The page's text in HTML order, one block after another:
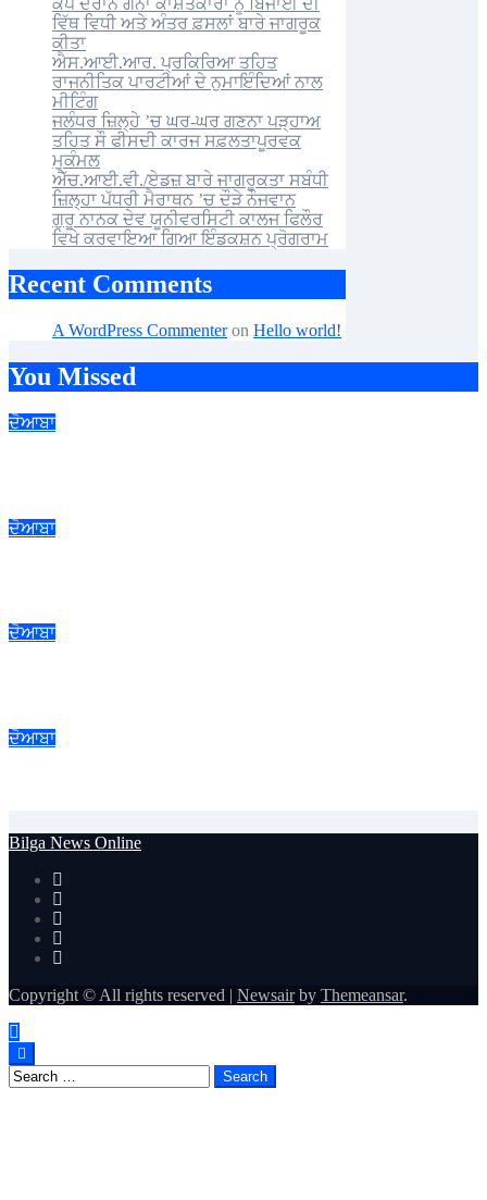
ਵਿੱਥ ਵਿਧੀ ਅਤੇ ਅੰਤਰ ਫ਼ਸਲਾਂ ਬਾਰੇ ਜਾਗਰੂਕ
ਕੀਤਾ
ਐਸ.ਆਈ.ਆਰ. ਪ੍ਰਕਿਰਿਆ ਤਹਿਤ
ਰਾਜਨੀਤਿਕ ਪਾਰਟੀਆਂ ਦੇ ਨੁਮਾਇੰਦਿਆਂ ਨਾਲ
ਮੀਟਿੰਗ
ਜਲੰਧਰ ਜ਼ਿਲ੍ਹੇ ’ਚ ਘਰ-ਘਰ ਗਣਨਾ ਪੜ੍ਹਾਅ
ਤਹਿਤ ਸੌ ਫੀਸਦੀ ਕਾਰਜ ਸਫ਼ਲਤਾਪੂਰਵਕ
ਮੁਕੰਮਲ
ਐੱਚ.ਆਈ.ਵੀ./ਏਡਜ਼ ਬਾਰੇ ਜਾਗਰੂਕਤਾ ਸਬੰਧੀ
ਜ਼ਿਲ੍ਹਾ ਪੱਧਰੀ ਮੈਰਾਥਨ ’ਚ ਦੌੜੇ ਨੌਜਵਾਨ
ਗੁਰੂ ਨਾਨਕ ਦੇਵ ਯੂਨੀਵਰਸਿਟੀ ਕਾਲਜ ਫਿਲੌਰ
ਵਿਖੇ ਕਰਵਾਇਆ ਗਿਆ ਇੰਡਕਸ਼ਨ ਪ੍ਰੋਗਰਾਮ
Recent Comments
A WordPress Commenteron Hello world!
You Missed
ਦੋਆਬਾ
ਦੋਆਬਾ
ਦੋਆਬਾ
ਦੋਆਬਾ
Bilga News Online
Copyright © All rights reserved | Newsairby Themeansar.
Search
for: